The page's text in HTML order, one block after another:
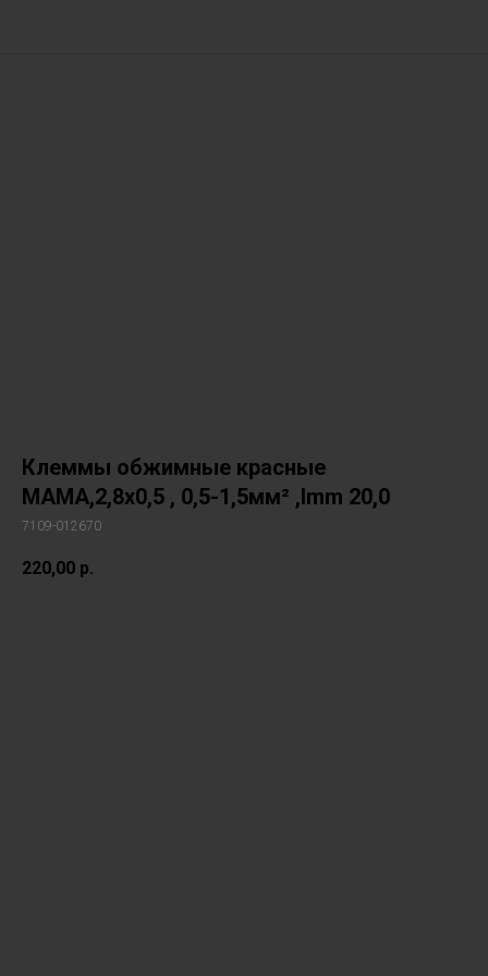
Клеммы обжимные красные
МАМА,2,8x0,5 , 0,5-1,5мм² ,lmm 20,0
7109-012670
220,00 р.